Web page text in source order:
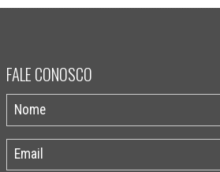
FALE CONOSCO